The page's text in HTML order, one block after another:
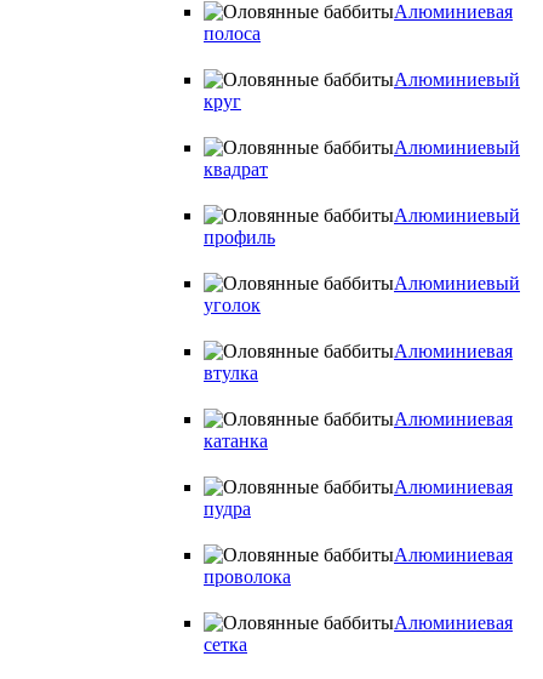
Алюминиевая
полоса
Алюминиевый
круг
Алюминиевый
квадрат
Алюминиевый
профиль
Алюминиевый
уголок
Алюминиевая
втулка
Алюминиевая
катанка
Алюминиевая
пудра
Алюминиевая
проволока
Алюминиевая
сетка